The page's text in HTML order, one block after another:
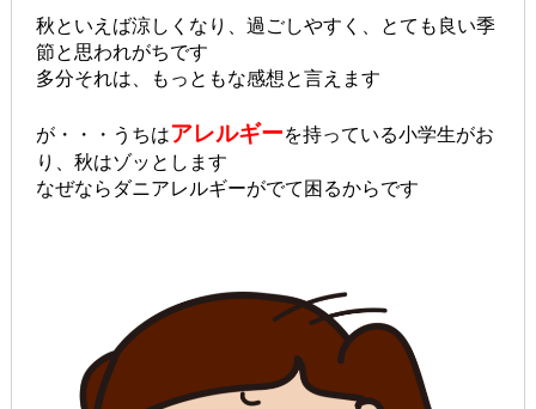
秋といえば涼しくなり、過ごしやすく、とても良い季
節と思われがちです
多分それは、もっともな感想と言えます
が・・・うちはアレルギーを持っている小学生がお
り、秋はゾッとします
なぜならダニアレルギーがでて困るからです